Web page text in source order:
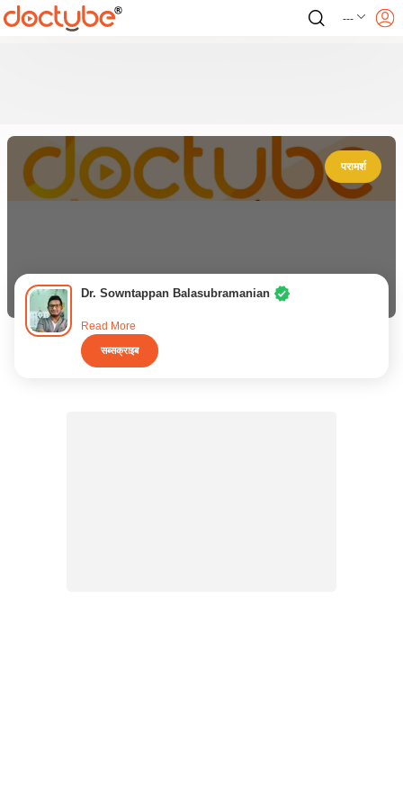
---
परामर्श
Dr. Sowntappan Balasubramanian
Read More
सब्सक्राइब